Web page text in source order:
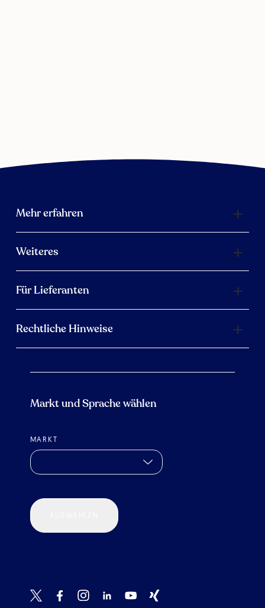
Mehr erfahren
Weiteres
Für Lieferanten
Rechtliche Hinweise
Markt und Sprache wählen
MARKT